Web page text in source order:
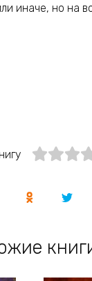
иначе, но на